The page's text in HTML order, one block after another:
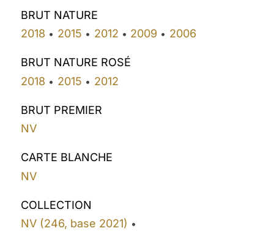
BRUT NATURE
2018 • 2015 • 2012 • 2009 • 2006
BRUT NATURE ROSÉ
2018 • 2015 • 2012
BRUT PREMIER
NV
CARTE BLANCHE
NV
COLLECTION
NV (246, base 2021) •